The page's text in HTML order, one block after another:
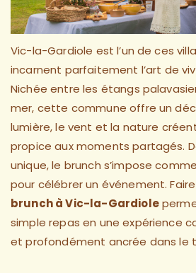
Vic-la-Gardiole est l’un de ces
incarnent parfaitement l’art de
Nichée entre les étangs
mer, cette commune offre un
lumière, le vent et la nature
propice aux moments partagés.
unique, le brunch s’impose
pour célébrer un événement.
brunch à Vic-la-Gardiole
simple repas en une expérience
et profondément ancrée dans le